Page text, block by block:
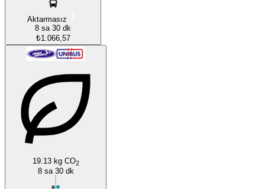
Aktarmasız
8 sa 30 dk
₺1.066,57
19.13 kg CO2
8 sa 30 dk